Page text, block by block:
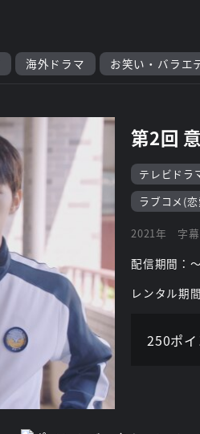
海外ドラマ お笑い・バラエ
第2回
テレビドラ
ラブコメ(
2021年 字幕
配信期間：
レンタル期
250ポイ